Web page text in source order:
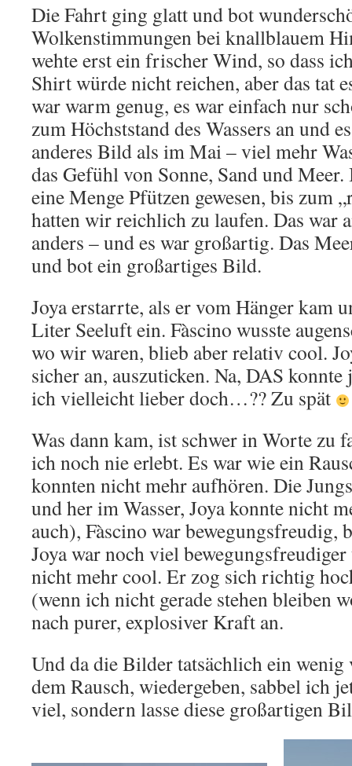
Die Fahrt ging glatt und bot
Wolkenstimmungen bei knallblauem
wehte erst ein frischer Wind, so dass
Shirt würde nicht reichen, aber das tat
war warm genug, es war einfach nur
zum Höchststand des Wassers an und
anderes Bild als im Mai – viel mehr
das Gefühl von Sonne, Sand und
eine Menge Pfützen gewesen, bis zum
hatten wir reichlich zu laufen. Das war
anders – und es war großartig. Das
und bot ein großartiges Bild.
Joya erstarrte, als er vom Hänger kam
Liter Seeluft ein. Fàscino wusste
wo wir waren, blieb aber relativ cool.
sicher an, auszuticken. Na, DAS
ich vielleicht lieber doch…?? Zu spät
Was dann kam, ist schwer in Worte zu
ich noch nie erlebt. Es war wie ein
konnten nicht mehr aufhören. Die
und her im Wasser, Joya konnte nicht
auch), Fàscino war bewegungsfreudig,
Joya war noch viel
nicht mehr cool. Er zog sich richtig
(wenn ich nicht gerade stehen bleiben
nach purer, explosiver Kraft an.
Und da die Bilder tatsächlich ein
dem Rausch, wiedergeben, sabbel ich
viel, sondern lasse diese großartigen